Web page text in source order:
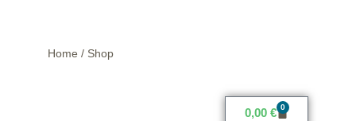
Home / Shop
0,00 € 0